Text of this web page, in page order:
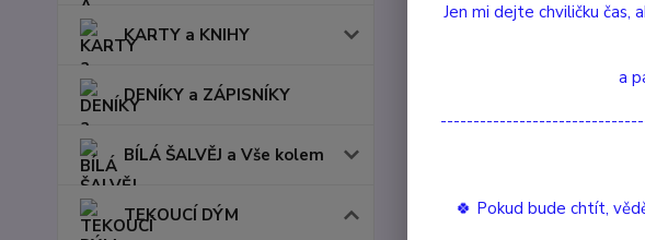
KARTY a KNIHY
DENÍKY a ZÁPISNÍKY
BÍLÁ ŠALVĚJ a Vše kolem
TEKOUCÍ DÝM
Stojan "Tekoucí
Čajový Vodopád
VÁŠ OBLÍBENÝ
Jen mi dejte chviličku
a
🍀 Pokud bude chtít,